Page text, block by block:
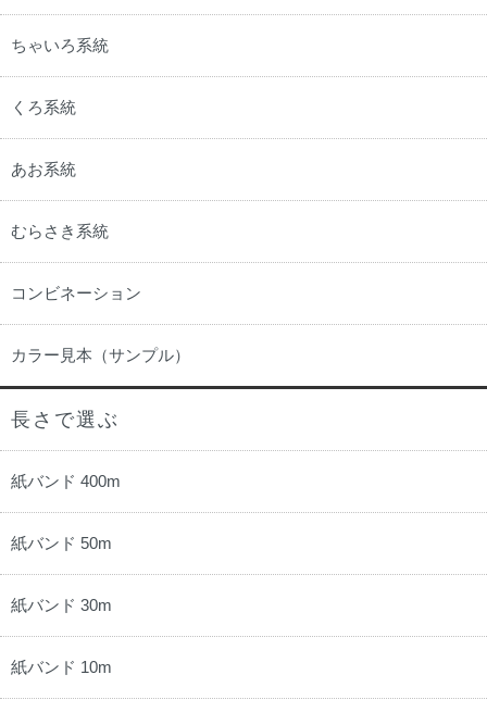
ちゃいろ系統
くろ系統
あお系統
むらさき系統
コンビネーション
カラー見本（サンプル）
長さで選ぶ
紙バンド 400m
紙バンド 50m
紙バンド 30m
紙バンド 10m